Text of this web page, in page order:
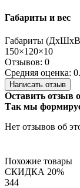
Габариты и вес
Габариты
150×120×10
Отзывов: 0
Средняя оценка:
Написать отзыв
Оставить отзыв
Так мы
Нет отзывов об
Похожие товары
СКИДКА 20%
344